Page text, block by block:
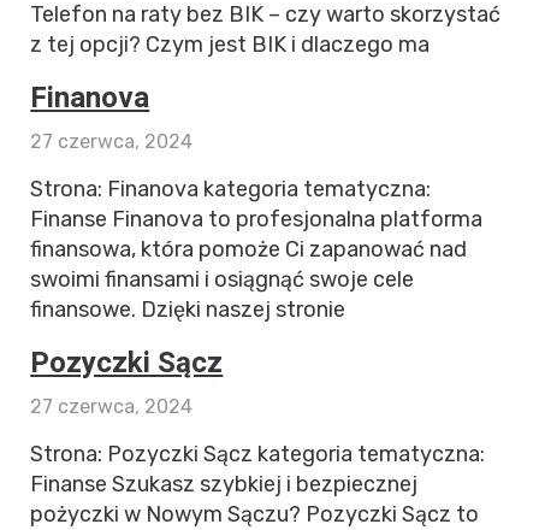
Telefon na raty bez BIK – czy warto skorzystać
z tej opcji? Czym jest BIK i dlaczego ma
Finanova
27 czerwca, 2024
Strona: Finanova kategoria tematyczna:
Finanse Finanova to profesjonalna platforma
finansowa, która pomoże Ci zapanować nad
swoimi finansami i osiągnąć swoje cele
finansowe. Dzięki naszej stronie
Pozyczki Sącz
27 czerwca, 2024
Strona: Pozyczki Sącz kategoria tematyczna:
Finanse Szukasz szybkiej i bezpiecznej
pożyczki w Nowym Sączu? Pozyczki Sącz to